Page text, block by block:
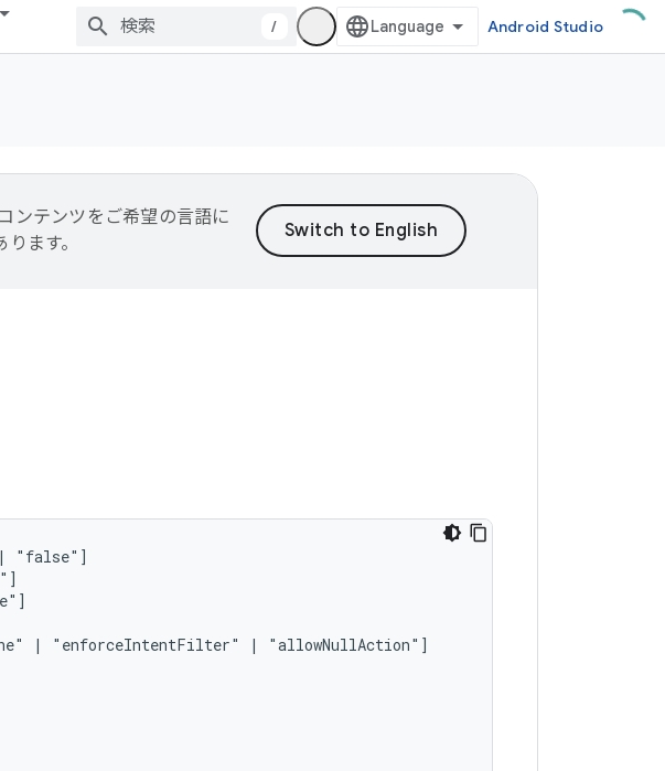
/ Android Studio
ンテンツをご希望の言語に
ます。
|
| "enforceIntentFilter" |